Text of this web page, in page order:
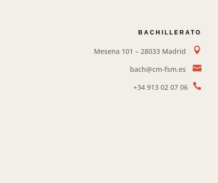
BACHILLERATO
Mesena 101 – 28033 Madrid 
bach@cm-fsm.es 
+34913 02 07 06 